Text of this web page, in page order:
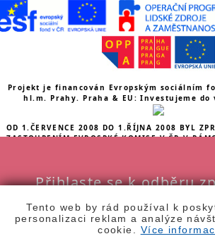
Tento web by rád používal k
personalizaci reklam a analýze
cookie. Více
Přihlaste se k odběru
(zdarma)
Projekt je financován Evropským sociálním
hl.m. Prahy. Praha & EU: Investujeme do
OD 1.ČERVENCE 2008 DO 1.ŘÍJNA 2008 BYL
ZASTOUPENÍM EVROSPKÉ KOMISE V ČR V
Evropského společenství.
TENTO PROJEKT JE SPOLUFINANCOVÁN